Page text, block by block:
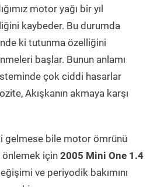
motor yağı bir yıl
kaybeder. Bu durumda
ki tutunma özelliğini
başlar. Bunun anlamı
çok ciddi hasarlar
Akışkanın akmaya karşı
gelmese bile motor ömrünü
önlemek için 2005 Mini One 1.4
ve periyodik bakımını